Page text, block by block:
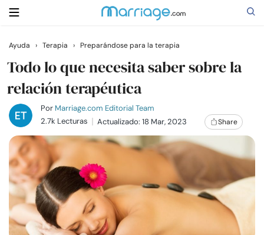
Buscar
Casarse
Relaciones
Familia
Ayuda
Ayuda › Terapia › Preparándose para la terapia
Todo lo que necesita saber sobre la
relación terapéutica
Por Marriage.com Editorial Team
2.7k Lecturas
Actualizado: 18 Mar, 2023 Share